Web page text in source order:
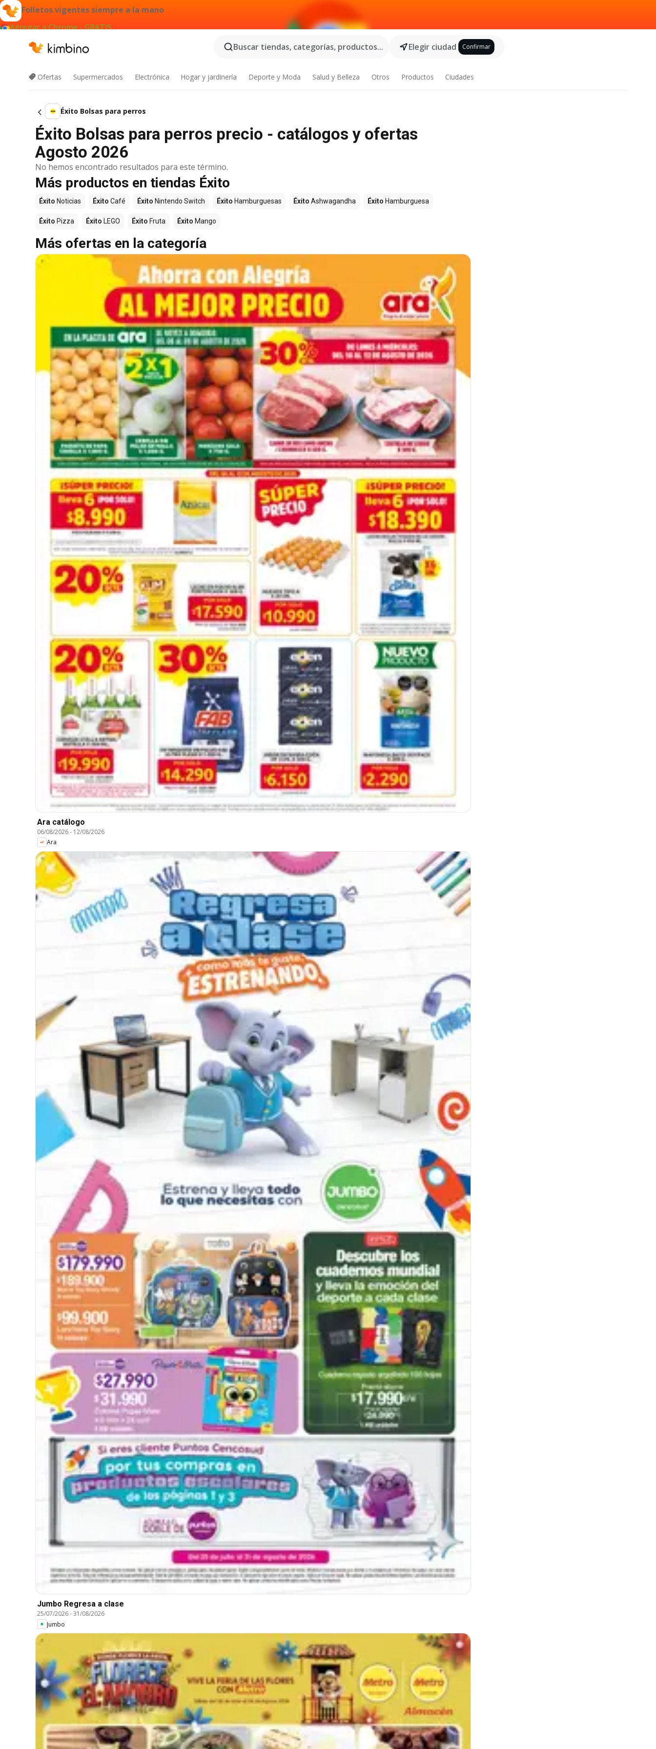
Folletos vigentes siempre a la mano
Agregar a Chrome - GRATIS
Buscar tiendas, categorías, productos...
Elegir ciudad Confirmar
Ofertas Supermercados Electrónica Hogar y jardinería Deporte y Moda Salud y Belleza Otros Productos Ciudades
Éxito Bolsas para perros
Éxito Bolsas para perros precio - catálogos y ofertas
Agosto 2026
No hemos encontrado resultados para este término.
Más productos en tiendas Éxito
Éxito Noticias Éxito Café Éxito Nintendo Switch Éxito Hamburguesas Éxito Ashwagandha Éxito Hamburguesa
Éxito Pizza Éxito LEGO Éxito Fruta Éxito Mango
Más ofertas en la categoría
Ara catálogo
06/08/2026- 12/08/2026
Ara
Jumbo Regresa a clase
25/07/2026-31/08/2026
Jumbo